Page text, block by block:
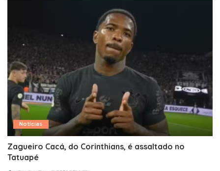
Notícias
Zagueiro Cacá, do Corinthians, é assaltado no
Tatuapé